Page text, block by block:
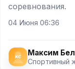
соревнования.
04 Июня 06:36
Максим
Спортивный